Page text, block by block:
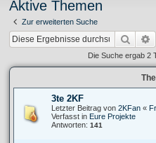
Aktive Themen
Zur erweiterten Suche
Suche
Die Suche ergab 2
3te 2KF
Letzter Beitrag von 2KFan «
Verfasst in Eure Projekte
Antworten: 141